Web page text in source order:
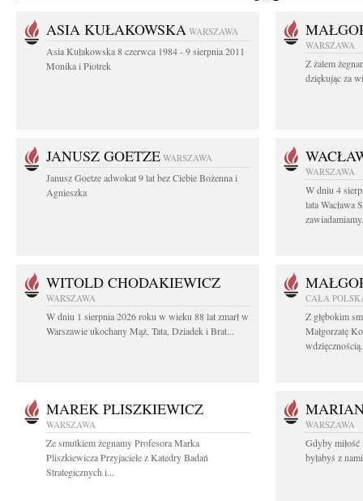
ASIA KUŁAKOWSKA WARSZAWA
Asia Kułakowska 8 czerwca 1984 - 9 sierpnia 2011
Monika i Piotrek
WARSZAWA
Z żalem
dziękując za
JANUSZ GOETZE WARSZAWA
Janusz Goetze adwokat 9 lat bez Ciebie Bożenna i
Agnieszka
WARSZAWA
W dniu 4
lata Wacława
WITOLD CHODAKIEWICZ
WARSZAWA
W dniu 1 sierpnia 2026 roku w wieku 88 lat zmarł w
Warszawie ukochany Mąż, Tata, Dziadek i Brat...
CAŁA
Z głębokim
Małgorzatę
MAREK PLISZKIEWICZ
WARSZAWA
Ze smutkiem żegnamy Profesora Marka
Pliszkiewicza Przyjaciele z Katedry Badań
Strategicznych i...
WARSZAWA
Gdyby miłość
byłabyś z